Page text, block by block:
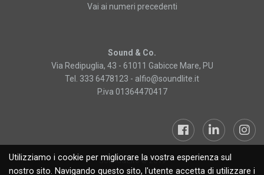
Utilizziamo i cookie per migliorare la vostra esperienza sul
nostro sito. Navigando questo sito, l'utente accetta di utilizzare i
Vai ai numeri precedenti
Sound & Co.
Via Redipuglia, 43 - 61011 Gabicce Mare, PU
Tel. 333 6478123 - alfio@soundlite.it
P.iva 01364470417
Sound&Lite © 2019